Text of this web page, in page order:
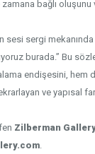
bağlı oluşunu
sesi sergi
burada.” Bu
endişesini, hem
ve yapısal
Zilberman
.